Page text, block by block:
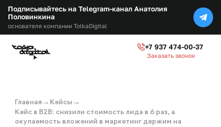
Подписывайтесь на Telegram-канал Анатолия
Половинкина
основателя компании TolkaDigital
+7 937 474-00-37
Заказать звонок
Главная → Кейсы →
Кейс в B2B: снизили стоимость лида в 6 раз, а
окупаемость вложений в маркетинг держим на